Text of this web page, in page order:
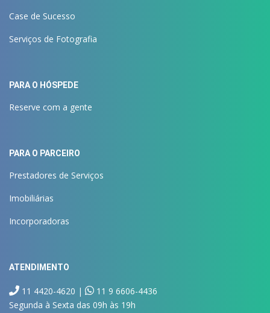
Case de Sucesso
Serviços de Fotografia
PARA O HÓSPEDE
Reserve com a gente
PARA O PARCEIRO
Prestadores de Serviços
Imobiliárias
Incorporadoras
ATENDIMENTO
11 4420-4620 |
11 9 6606-4436
Segunda à Sexta das 09h às 19h